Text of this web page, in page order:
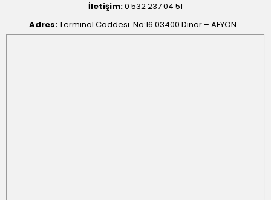
İletişim:0 532 237 04 51
Adres:Terminal Caddesi No:16 03400 Dinar – AFYON